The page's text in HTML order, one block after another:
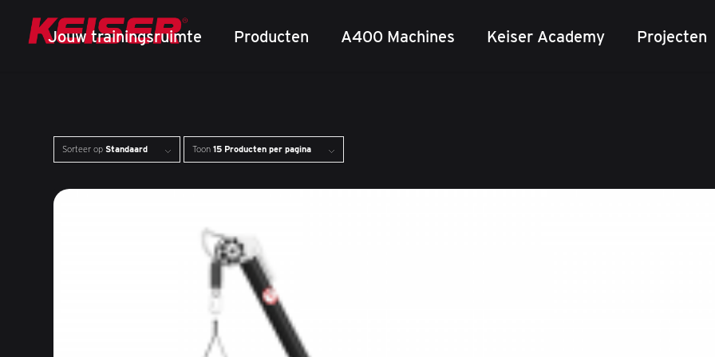
Jouw trainingsruimte Producten A400 Machines Keiser Academy Projecten
Sorteer op Standaard Toon 15 Producten per pagina